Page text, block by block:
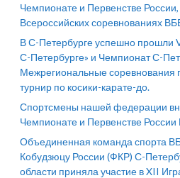
Чемпионате и Первенстве
Всероссийских соревнованиях
В С-Петербурге успешно прошли
С-Петербурге» и Чемпионат С-
Межрегиональные соревнования
турнир по косики-карате-до.
Спортсмены нашей федерации
Чемпионате и Первенстве России
Объединенная команда спорта
Кобудзюцу России (ФКР) С-
области приняла участие в XII